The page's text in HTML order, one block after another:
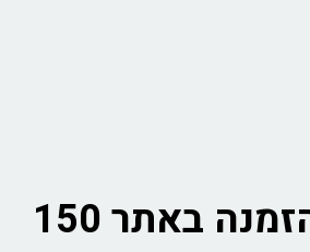
*מינימום הזמנה באתר 150